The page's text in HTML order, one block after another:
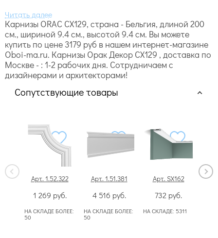
Карнизы ORAC CX129, страна - Бельгия, длиной 200
cм., шириной 9.4 cм., высотой 9.4 cм. Вы можете
купить по цене 3179 руб в нашем интернет-магазине
Oboi-ma.ru. Карнизы Орак Декор CX129 , доставка по
Москве - : 1-2 рабочих дня. Сотрудничаем с
дизайнерами и архитекторами!
Сопутствующие товары
Арт. 1.52.322
1 269 руб.
НА СКЛАДЕ БОЛЕЕ:
50
Арт. 1.51.381
4 516 руб.
НА СКЛАДЕ БОЛЕЕ:
50
Арт. SX162
732 руб.
НА СКЛАДЕ: 5311